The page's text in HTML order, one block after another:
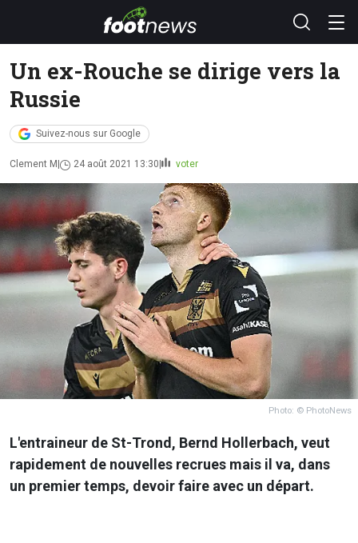
Un ex-Rouche se dirige vers la
Russie
Suivez-nous sur Google
Clement M 24 août 2021 13:30 voter
Photo: © PhotoNews
L'entraineur de St-Trond, Bernd Hollerbach, veut
rapidement de nouvelles recrues mais il va, dans
un premier temps, devoir faire avec un départ.